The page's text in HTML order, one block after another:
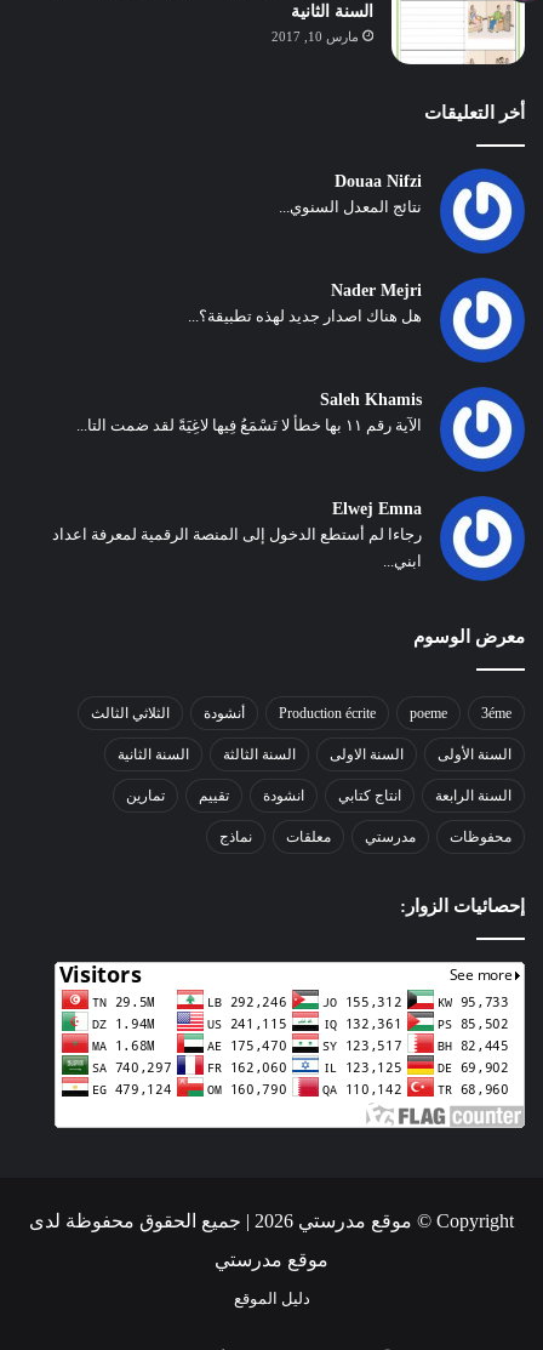
السنة الثانية
مارس 10, 2017
أخر التعليقات
Douaa Nifzi
نتائج المعدل السنوي...
Nader Mejri
هل هناك اصدار جديد لهذه تطبيقة؟...
Saleh Khamis
الآية رقم ١١ بها خطأ لا تَسْمَعُ فِيها لاغِيَةً لقد ضمت التا...
Elwej Emna
رجاءا لم أستطع الدخول إلى المنصة الرقمية لمعرفة اعداد
ابني...
معرض الوسوم
3éme
poeme
Production écrite أنشودة الثلاثي الثالث
السنة الأولى السنة الاولى السنة الثالثة السنة الثانية
السنة الرابعة انتاج كتابي انشودة تقييم تمارين
محفوظات مدرستي معلقات نماذج
إحصائيات الزوار:
Copyright © موقع مدرستي 2026 | جميع الحقوق محفوظة لدى
موقع مدرستي
دليل الموقع